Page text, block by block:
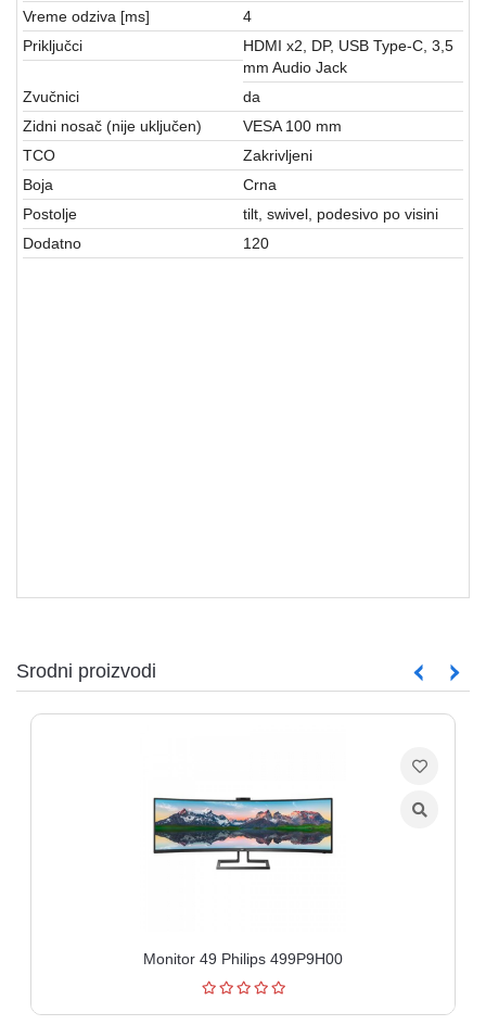
Vreme odziva [ms]
4
Priključci
HDMI x2, DP, USB Type-C, 3,5
mm Audio Jack
Zvučnici
da
Zidni nosač (nije uključen)
VESA 100 mm
TCO
Zakrivljeni
Boja
Crna
Postolje
tilt, swivel, podesivo po visini
Dodatno
120
Srodni proizvodi
Monitor 49 Philips 499P9H00